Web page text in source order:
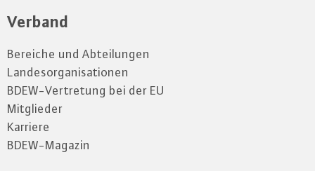
Verband
Bereiche und Abteilungen
Landesorganisationen
BDEW-Vertretung bei der EU
Mitglieder
Karriere
BDEW-Magazin